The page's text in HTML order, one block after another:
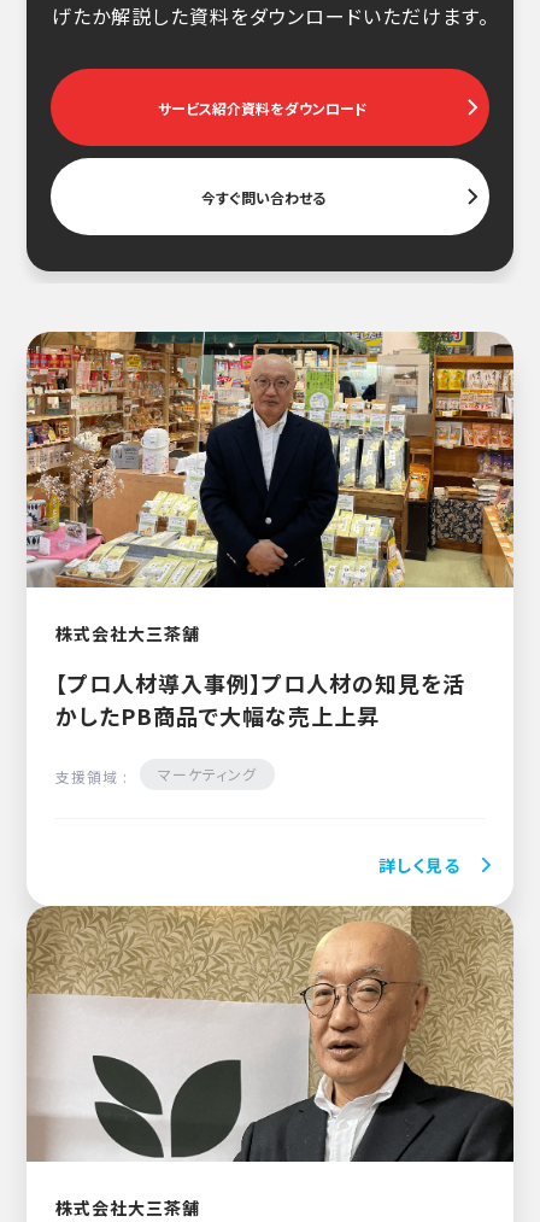
げたか解説した資料をダウンロードいただけます。
サービス紹介資料をダウンロード
今すぐ問い合わせる
株式会社大三茶舗
【プロ人材導入事例】プロ人材の知見を活
かしたPB商品で大幅な売上上昇
支援領域 : マーケティング
詳しく見る
株式会社大三茶舗